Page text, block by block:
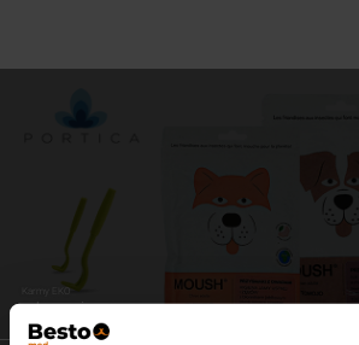
Karmy EKO
zdrowe i pyszne